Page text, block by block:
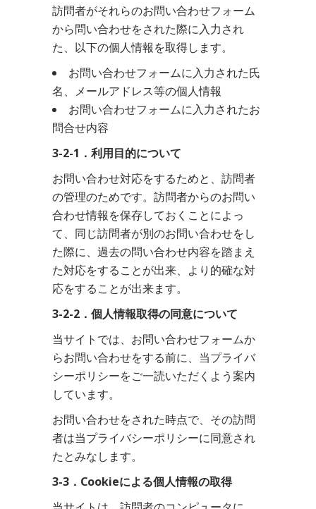
訪問者がそれらのお問い合わせフォーム
から問い合わせをされた際に入力され
た、以下の個人情報を取得します。
お問い合わせフォームに入力された氏
名、メールアドレス等の個人情報
お問い合わせフォームに入力されたお
問合せ内容
3-2-1．利用目的について
お問い合わせ対応をするためと、訪問者
の管理のためです。訪問者からのお問い
合わせ情報を保存しておくことによっ
て、同じ訪問者が別のお問い合わせをし
た際に、過去の問い合わせ内容を踏まえ
た対応をすることが出来、より的確な対
応をすることが出来ます。
3-2-2．個人情報取得の同意について
当サイトでは、お問い合わせフォームか
らお問い合わせをする前に、当プライバ
シーポリシーをご一読いただくよう案内
しています。
お問い合わせをされた時点で、その訪問
者は当プライバシーポリシーに同意され
たとみなします。
3-3．Cookieによる個人情報の取得